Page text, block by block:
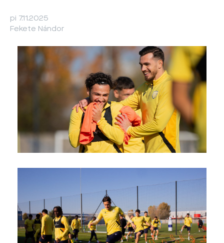
pi 7.11.2025
Fekete Nándor